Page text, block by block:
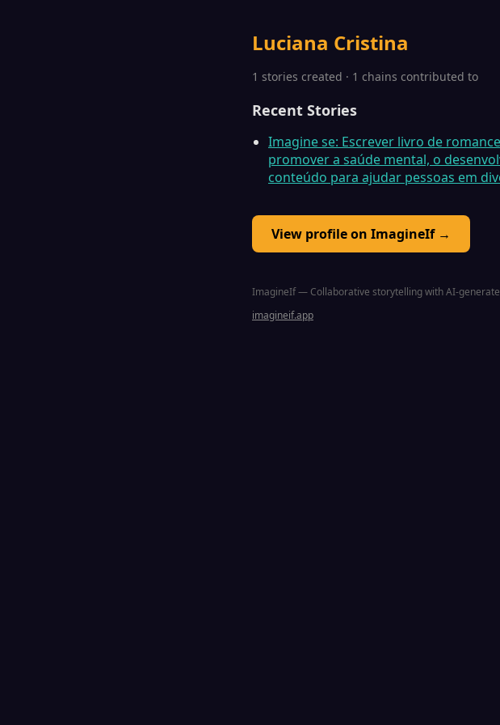
Luciana Cristina
1 stories created · 1 chains contributed to
Recent Stories
Imagine se: Escrever livro de
promover a saúde mental, o
conteúdo para ajudar pessoas em
View profile on ImagineIf →
ImagineIf — Collaborative storytelling with AI-
imagineif.app